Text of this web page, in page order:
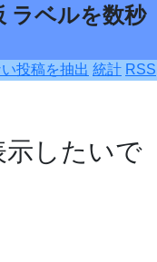
ラベルを数秒
投稿を抽出 統計 RSS
示したいで